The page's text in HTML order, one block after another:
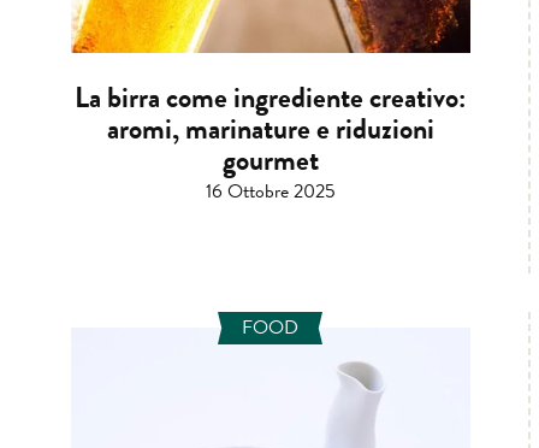
La birra come ingrediente creativo:
aromi, marinature e riduzioni
gourmet
16 Ottobre 2025
FOOD